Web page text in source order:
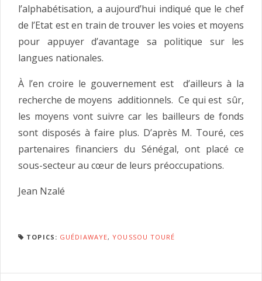
l’alphabétisation, a aujourd’hui indiqué que le chef
de l’Etat est en train de trouver les voies et moyens
pour appuyer d’avantage sa politique sur les
langues nationales.
À l’en croire le gouvernement est d’ailleurs à la
recherche de moyens additionnels. Ce qui est sûr,
les moyens vont suivre car les bailleurs de fonds
sont disposés à faire plus. D’après M. Touré, ces
partenaires financiers du Sénégal, ont placé ce
sous-secteur au cœur de leurs préoccupations.
Jean Nzalé
TOPICS: GUÉDIAWAYE,YOUSSOU TOURÉ